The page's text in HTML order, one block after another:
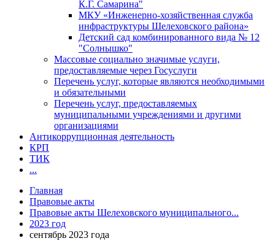
К.Г. Самарина"
МКУ «Инженерно-хозяйственная служба
инфраструктуры Шелеховского района»
Детский сад комбинированного вида № 12
"Солнышко"
Массовые социально значимые услуги,
предоставляемые через Госуслуги
Перечень услуг, которые являются необходимыми
и обязательными
Перечень услуг, предоставляемых
муниципальными учреждениями и другими
организациями
Антикоррупционная деятельность
КРП
ТИК
...
Главная
Правовые акты
Правовые акты Шелеховского муниципального...
2023 год
сентябрь 2023 года